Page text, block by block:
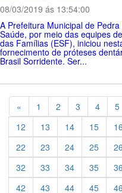
08/03/2019 ás 13:54:00
A Prefeitura Municipal de
Saúde, por meio das equipes
das Famílias (ESF), iniciou
fornecimento de próteses
Brasil Sorridente. Ser...
« Previous
1 2 3 4 5
12
13 14 15 16
22
23 24 25 26
32
33 34 35 36
42
43 44 45 46